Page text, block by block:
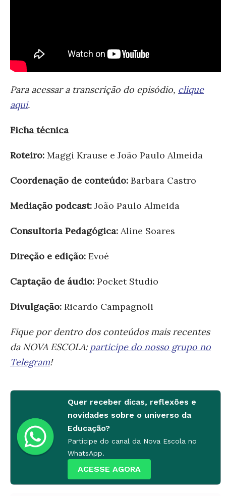
Para acessar a transcrição do episódio, clique
aqui.
Ficha técnica
Roteiro: Maggi Krause e João Paulo Almeida
Coordenação de conteúdo: Barbara Castro
Mediação podcast: João Paulo Almeida
Consultoria Pedagógica: Aline Soares
Direção e edição: Evoé
Captação de áudio: Pocket Studio
Divulgação: Ricardo Campagnoli
Fique por dentro dos conteúdos mais recentes
da NOVA ESCOLA:participe do nosso grupo no
Telegram!
Quer receber dicas, reflexões e
novidades sobre o universo da
Educação?
Participe do canal da Nova Escola no
WhatsApp.
ACESSE AGORA